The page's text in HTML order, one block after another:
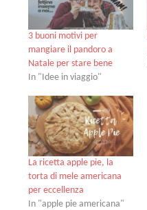
3 buoni motivi per
mangiare il pandoro a
Natale per stare bene
In "Idee in viaggio"
La ricetta apple pie, la
torta di mele americana
per eccellenza
In "apple pie americana"